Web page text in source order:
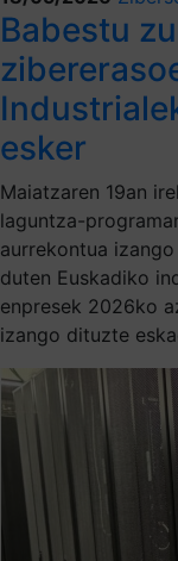
Babestu
esker
Maiatzaren 19an
laguntza-
aurrekontua
duten Euskadiko
enpresek 2026ko
izango dituzte